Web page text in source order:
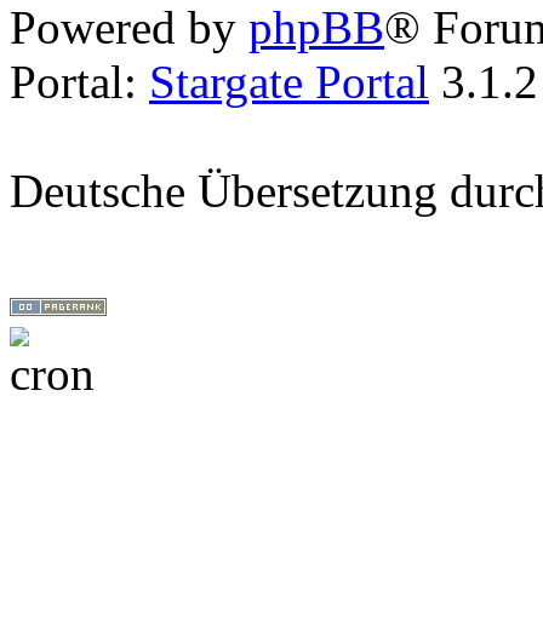
Powered by phpBB®
Portal: Stargate Portal
Deutsche Übersetzung